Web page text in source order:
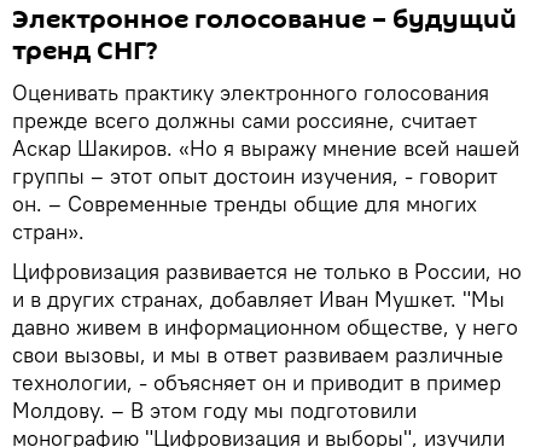
Электронное голосование – будущий
тренд СНГ?
Оценивать практику электронного голосования
прежде всего должны сами россияне, считает
Аскар Шакиров. «Но я выражу мнение всей нашей
группы – этот опыт достоин изучения, - говорит
он. – Современные тренды общие для многих
стран».
Цифровизация развивается не только в России, но
и в других странах, добавляет Иван Мушкет. "Мы
давно живем в информационном обществе, у него
свои вызовы, и мы в ответ развиваем различные
технологии, - объясняет он и приводит в пример
Молдову. – В этом году мы подготовили
монографию "Цифровизация и выборы", изучили